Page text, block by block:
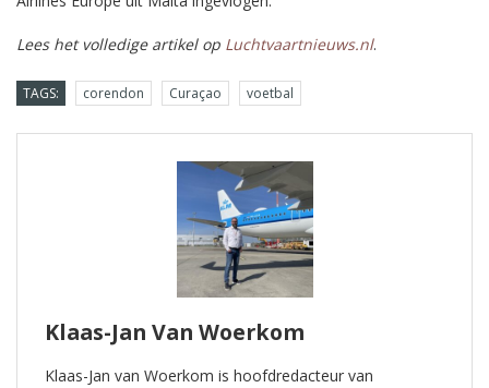
Lees het volledige artikel op Luchtvaartnieuws.nl.
TAGS: corendon Curaçao voetbal
Klaas-Jan Van Woerkom
Klaas-Jan van Woerkom is hoofdredacteur van